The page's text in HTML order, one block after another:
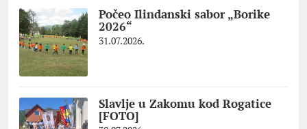
Počeo Ilindanski sabor „Borike
2026“
31.07.2026.
Slavlje u Zakomu kod Rogatice
[FOTO]